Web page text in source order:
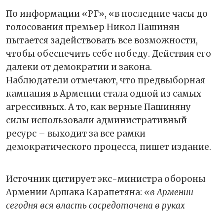
По информации «РГ», «в последние часы до
голосования премьер Никол Пашинян
пытается задействовать все возможности,
чтобы обеспечить себе победу. Действия его
далеки от демократии и закона.
Наблюдатели отмечают, что предвыборная
кампания в Армении стала одной из самых
агрессивных. А то, как верные Пашиняну
силы использовали административный
ресурс – выходит за все рамки
демократического процесса, пишет издание.
Источник цитирует экс-министра обороны
Армении Аршака Карапетяна: «в Армении
сегодня вся власть сосредоточена в руках